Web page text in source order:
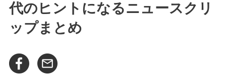
代のヒントになるニュースクリ
ップまとめ